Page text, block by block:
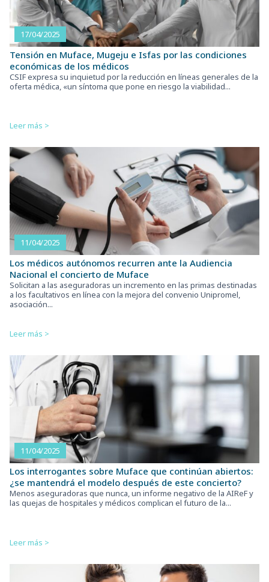
17/04/2025
Tensión en Muface, Mugeju e Isfas por las condiciones
económicas de los médicos
CSIF expresa su inquietud por la reducción en líneas generales de la
oferta médica, «un síntoma que pone en riesgo la viabilidad...
Leer más >
11/04/2025
Los médicos autónomos recurren ante la Audiencia
Nacional el concierto de Muface
Solicitan a las aseguradoras un incremento en las primas destinadas
a los facultativos en línea con la mejora del convenio Unipromel,
asociación...
Leer más >
11/04/2025
Los interrogantes sobre Muface que continúan abiertos:
¿se mantendrá el modelo después de este concierto?
Menos aseguradoras que nunca, un informe negativo de la AIReF y
las quejas de hospitales y médicos complican el futuro de la...
Leer más >